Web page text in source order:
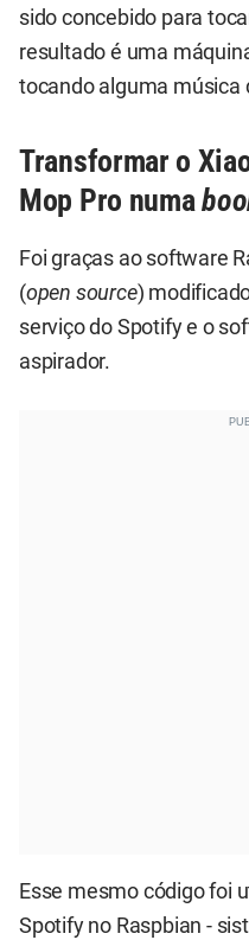
sido concebido para
resultado é uma
tocando alguma música
Transformar o
Mop Pro numa
Foi graças ao software
(open source)
serviço do Spotify e o
aspirador.
Esse mesmo código foi
Spotify no Raspbian -